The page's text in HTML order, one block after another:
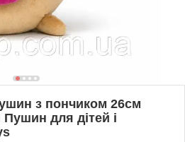
з пончиком 26см
для дітей і